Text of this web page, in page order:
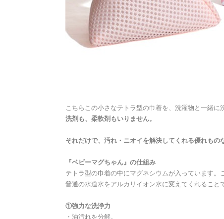
こちらこの小さなテトラ型の巾着を、洗濯物と一緒に
洗剤も、柔軟剤もいりません。
それだけで、汚れ・ニオイを解決してくれる優れもの
『ベビーマグちゃん』の仕組み
テトラ型の巾着の中にマグネシウムが入っています。
普通の水道水をアルカリイオン水に変えてくれること
①強力な洗浄力
・油汚れを分解。